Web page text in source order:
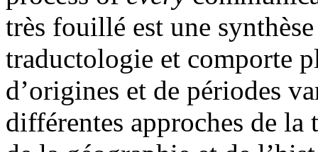
très fouillé est une
traductologie et comporte
d’origines et de périodes
différentes approches de